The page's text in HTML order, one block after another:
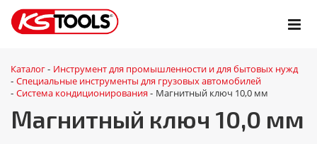
Каталог - Инструмент для промышленности и для бытовых нужд
- Специальные инструменты для грузовых автомобилей
- Система кондиционирования - Магнитный ключ 10,0 мм
Магнитный ключ 10,0 мм